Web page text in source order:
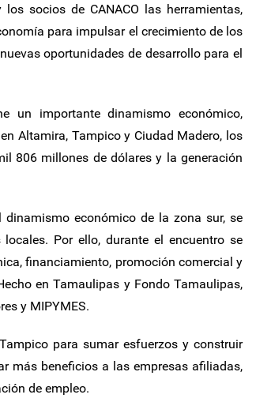
socios de CANACO las herramientas,
para impulsar el crecimiento de los
oportunidades de desarrollo para el
un importante dinamismo económico,
Altamira, Tampico y Ciudad Madero, los
806 millones de dólares y la generación
económico de la zona sur, se
Por ello, durante el encuentro se
financiamiento, promoción comercial y
en Tamaulipas y Fondo Tamaulipas,
y MIPYMES.
para sumar esfuerzos y construir
más beneficios a las empresas afiliadas,
de empleo.